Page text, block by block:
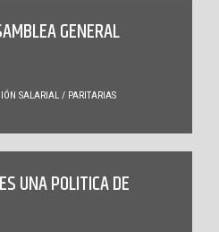
GENERAL
SALARIAL / PARITARIAS
UNA POLITICA DE